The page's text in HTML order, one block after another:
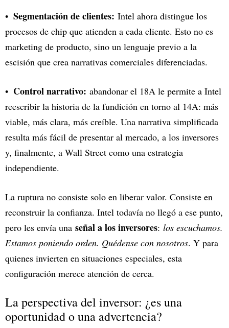
Segmentación de clientes: Intel ahora distingue los
procesos de chip que atienden a cada cliente. Esto no es
marketing de producto, sino un lenguaje previo a la
escisión que crea narrativas comerciales diferenciadas.
Control narrativo: abandonar el 18A le permite a Intel
reescribir la historia de la fundición en torno al 14A: más
viable, más clara, más creíble. Una narrativa simplificada
resulta más fácil de presentar al mercado, a los inversores
y, finalmente, a Wall Street como una estrategia
independiente.
La ruptura no consiste solo en liberar valor. Consiste en
reconstruir la confianza. Intel todavía no llegó a ese punto,
pero les envía una señal a los inversores: los escuchamos.
Estamos poniendo orden. Quédense con nosotros. Y para
quienes invierten en situaciones especiales, esta
configuración merece atención de cerca.
La perspectiva del inversor: ¿es una
oportunidad o una advertencia?